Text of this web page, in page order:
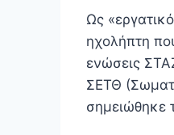
Ως
ηχολήπτη
ενώσεις
ΣΕΤΘ
σημειώθηκε